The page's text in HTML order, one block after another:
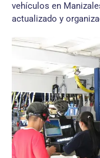
vehículos en
actualizado y